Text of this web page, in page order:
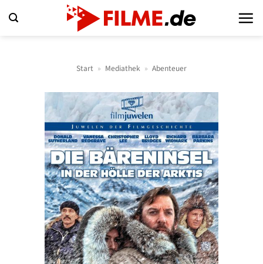
Inhalt
Start » Mediathek » Abenteuer